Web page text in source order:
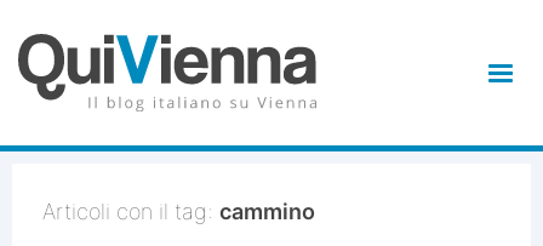
Articoli con il tag: cammino